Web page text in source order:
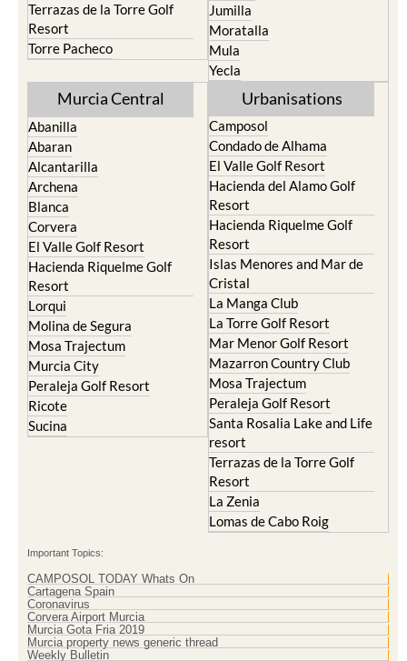
Terrazas de la Torre Golf
Resort
Torre Pacheco
Jumilla
Moratalla
Mula
Yecla
Murcia Central
Abanilla
Abaran
Alcantarilla
Archena
Blanca
Corvera
El Valle Golf Resort
Hacienda Riquelme Golf
Resort
Lorqui
Molina de Segura
Mosa Trajectum
Murcia City
Peraleja Golf Resort
Ricote
Sucina
Urbanisations
Camposol
Condado de Alhama
El Valle Golf Resort
Hacienda del Alamo Golf
Resort
Hacienda Riquelme Golf
Resort
Islas Menores and Mar de
Cristal
La Manga Club
La Torre Golf Resort
Mar Menor Golf Resort
Mazarron Country Club
Mosa Trajectum
Peraleja Golf Resort
Santa Rosalia Lake and Life
resort
Terrazas de la Torre Golf
Resort
La Zenia
Lomas de Cabo Roig
Important Topics:
CAMPOSOL TODAY Whats On
Cartagena Spain
Coronavirus
Corvera Airport Murcia
Murcia Gota Fria 2019
Murcia property news generic thread
Weekly Bulletin